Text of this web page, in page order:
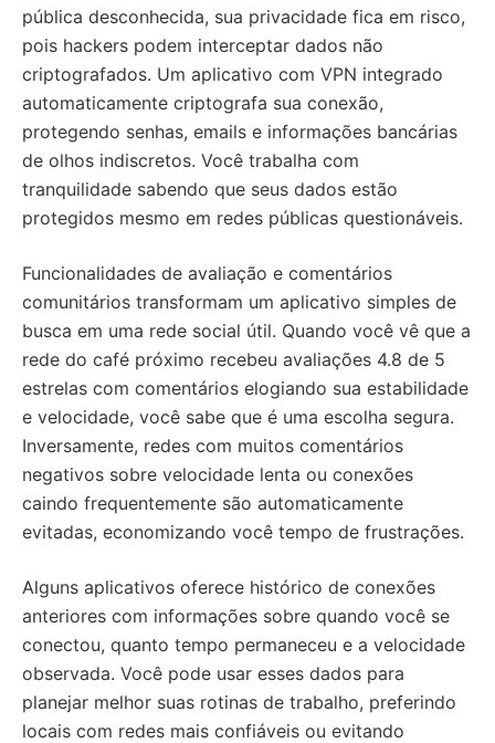
pública desconhecida, sua privacidade fica em risco,
pois hackers podem interceptar dados não
criptografados. Um aplicativo com VPN integrado
automaticamente criptografa sua conexão,
protegendo senhas, emails e informações bancárias
de olhos indiscretos. Você trabalha com
tranquilidade sabendo que seus dados estão
protegidos mesmo em redes públicas questionáveis.
Funcionalidades de avaliação e comentários
comunitários transformam um aplicativo simples de
busca em uma rede social útil. Quando você vê que a
rede do café próximo recebeu avaliações 4.8 de 5
estrelas com comentários elogiando sua estabilidade
e velocidade, você sabe que é uma escolha segura.
Inversamente, redes com muitos comentários
negativos sobre velocidade lenta ou conexões
caindo frequentemente são automaticamente
evitadas, economizando você tempo de frustrações.
Alguns aplicativos oferece histórico de conexões
anteriores com informações sobre quando você se
conectou, quanto tempo permaneceu e a velocidade
observada. Você pode usar esses dados para
planejar melhor suas rotinas de trabalho, preferindo
locais com redes mais confiáveis ou evitando